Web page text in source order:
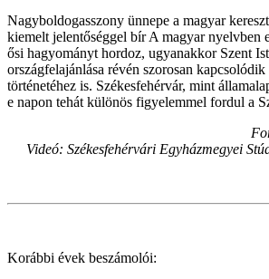
Nagyboldogasszony ünnepe a magyar
kiemelt jelentőséggel bír A magyar nyelvben
ősi hagyományt hordoz, ugyanakkor Szent
országfelajánlása révén szorosan
történetéhez is. Székesfehérvár, mint
e napon tehát különös figyelemmel fordul a
Videó: Székesfehérvári Egyházmegyei
Korábbi évek beszámolói: